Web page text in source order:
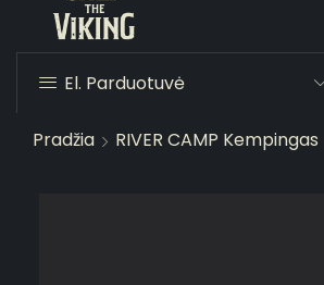
El. Parduotuvė
Pradžia RIVER CAMP Kempingas